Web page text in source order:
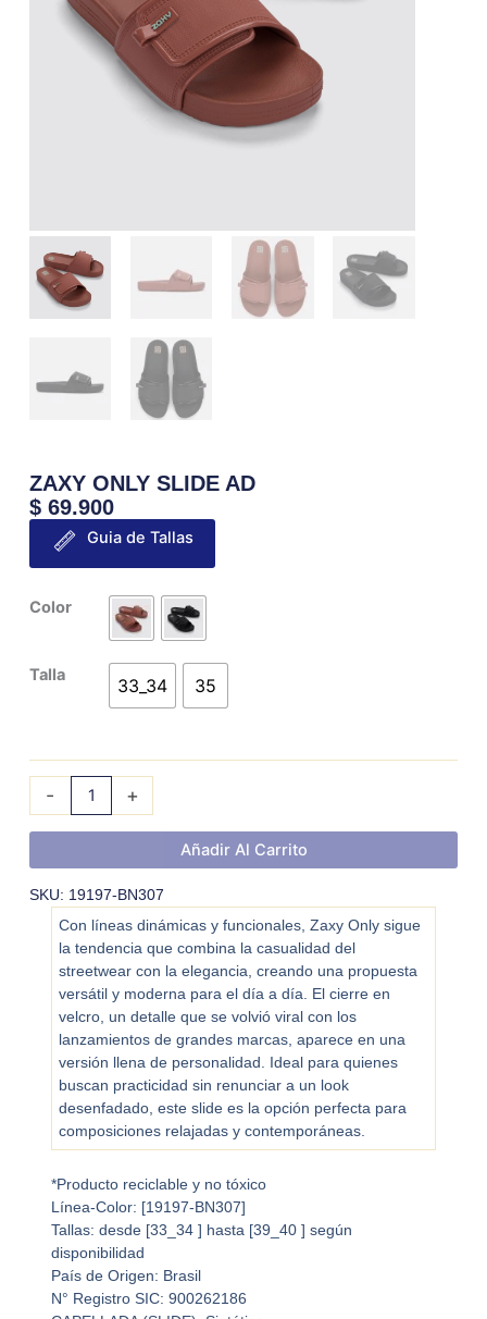
ZAXY ONLY SLIDE AD
$69.900
Guia de Tallas
Color
Talla 33_34 35
-
ZAXY
AD
+
Añadir Al Carrito
SKU: 19197-BN307
Con líneas dinámicas y funcionales, Zaxy Only sigue
la tendencia que combina la casualidad del
streetwear con la elegancia, creando una propuesta
versátil y moderna para el día a día. El cierre en
velcro, un detalle que se volvió viral con los
lanzamientos de grandes marcas, aparece en una
versión llena de personalidad. Ideal para quienes
buscan practicidad sin renunciar a un look
desenfadado, este slide es la opción perfecta para
composiciones relajadas y contemporáneas.
*Producto reciclable y no tóxico
Línea-Color: [19197-BN307]
Tallas: desde [33_34 ] hasta [39_40 ] según
disponibilidad
País de Origen: Brasil
N° Registro SIC: 900262186